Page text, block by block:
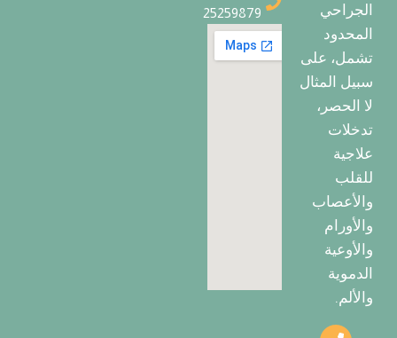
الجراحي
المحدود
تشمل، على
سبيل المثال
لا الحصر،
تدخلات
علاجية
للقلب
والأعصاب
والأورام
والأوعية
الدموية
والألم.
25259879